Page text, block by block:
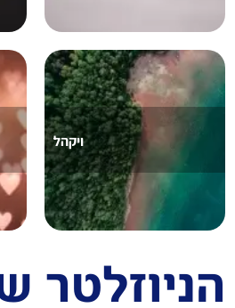
ויקהל
של